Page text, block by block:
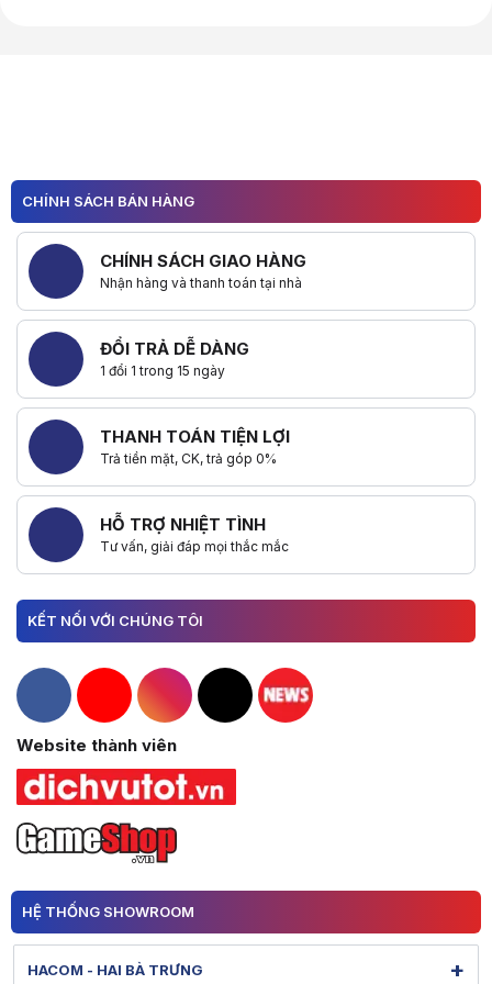
CHÍNH SÁCH BÁN HÀNG
CHÍNH SÁCH GIAO HÀNG
Nhận hàng và thanh toán tại nhà
ĐỔI TRẢ DỄ DÀNG
1 đổi 1 trong 15 ngày
THANH TOÁN TIỆN LỢI
Trả tiền mặt, CK, trả góp 0%
HỖ TRỢ NHIỆT TÌNH
Tư vấn, giải đáp mọi thắc mắc
KẾT NỐI VỚI CHÚNG TÔI
Hacom Facebook
Hacom YouTube
Hacom Instagram
Hacom TikTok
Website thành viên
HỆ THỐNG SHOWROOM
HACOM - HAI BÀ TRƯNG +